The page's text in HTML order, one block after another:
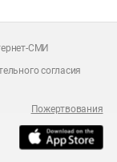
СМИ
согласия
Пожертвования